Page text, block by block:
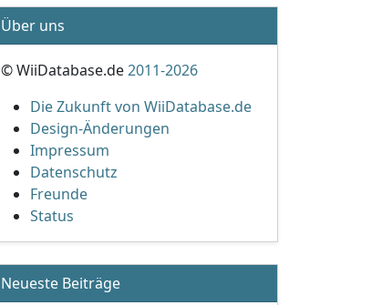
Über uns
© WiiDatabase.de2011-2026
Die Zukunft von WiiDatabase.de
Design-Änderungen
Impressum
Datenschutz
Freunde
Status
Neueste Beiträge